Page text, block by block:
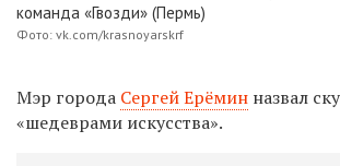
команда «Гвозди» (Пермь)
Фото: vk.com/krasnoyarskrf
Мэр города Сергей Ерёмин назвал
«шедеврами искусства».